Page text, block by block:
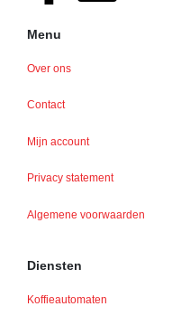
Menu
Over ons
Contact
Mijn account
Privacy statement
Algemene voorwaarden
Diensten
Koffieautomaten